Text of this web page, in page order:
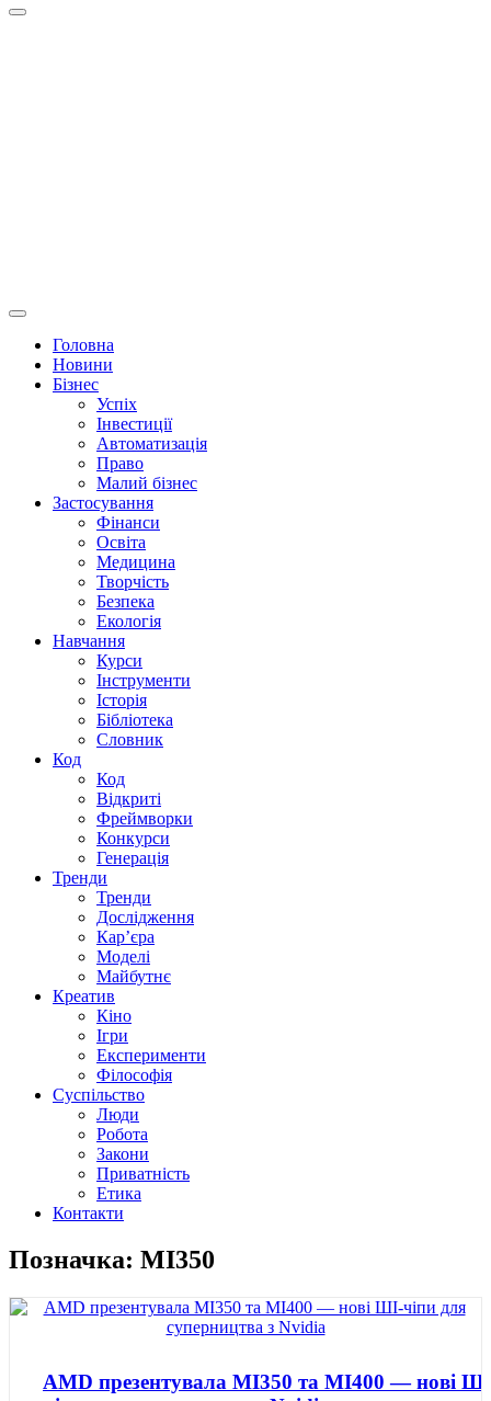
Головна
Новини
Бізнес
Успіх
Інвестиції
Автоматизація
Право
Малий бізнес
Застосування
Фінанси
Освіта
Медицина
Творчість
Безпека
Екологія
Навчання
Курси
Інструменти
Історія
Бібліотека
Словник
Код
Код
Відкриті
Фреймворки
Конкурси
Генерація
Тренди
Тренди
Дослідження
Кар’єра
Моделі
Майбутнє
Креатив
Кіно
Ігри
Експерименти
Філософія
Суспільство
Люди
Робота
Закони
Приватність
Етика
Контакти
Позначка: MI350
AMD презентувала MI350 та MI400 — нові